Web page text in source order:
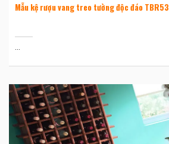
Mẫu kệ rượu vang treo tường độc đáo TBR53
...